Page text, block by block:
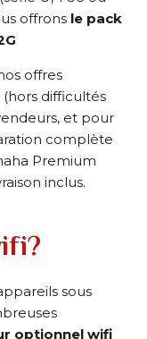
offrons le pack
offres
(hors difficultés
et pour
complète
Premium
inclus.
sous
optionnel wifi